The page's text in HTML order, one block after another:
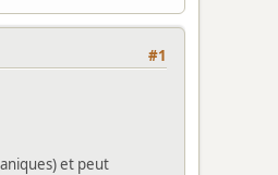
#1
et peut